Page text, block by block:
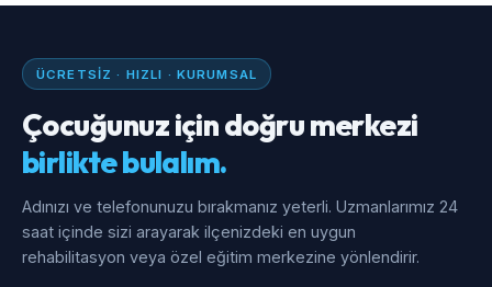
ÜCRETSIZ · HIZLI · KURUMSAL
Çocuğunuz için doğru merkezi
birlikte bulalım.
Adınızı ve telefonunuzu bırakmanız yeterli. Uzmanlarımız 24
saat içinde sizi arayarak ilçenizdeki en uygun
rehabilitasyon veya özel eğitim merkezine yönlendirir.